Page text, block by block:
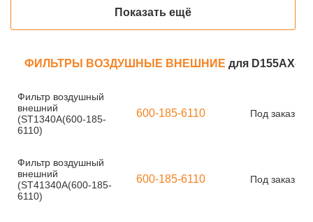
Показать ещё
ФИЛЬТРЫ ВОЗДУШНЫЕ ВНЕШНИЕ для D155AX-3
Фильтр воздушный
внешний
(ST1340A(600-185-
6110)
600-185-6110 Под заказ
Фильтр воздушный
внешний
(ST41340A(600-185-
6110)
600-185-6110 Под заказ